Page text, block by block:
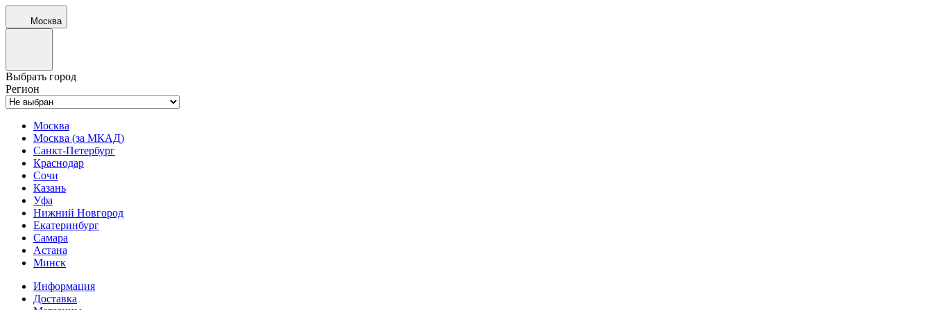
Москва
Выбрать город
Регион
Москва
Москва (за МКАД)
Санкт-Петербург
Краснодар
Сочи
Казань
Уфа
Нижний Новгород
Екатеринбург
Самара
Астана
Минск
Информация
Доставка